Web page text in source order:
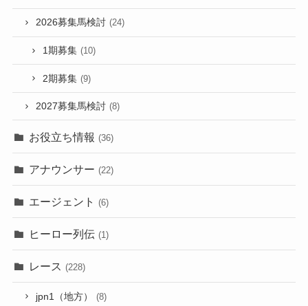
2026募集馬検討 (24)
1期募集 (10)
2期募集 (9)
2027募集馬検討 (8)
お役立ち情報 (36)
アナウンサー (22)
エージェント (6)
ヒーロー列伝 (1)
レース (228)
jpn1（地方） (8)